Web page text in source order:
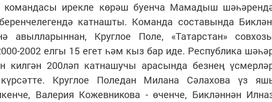
ирекле көрәш буенча Мамадыш
катнашты. Команда составында
авылларыннан, Круглое Поле, «Татарстан»
2002 елгы 15 егет һәм кыз бар иде. Республика
килгән 200ләп катнашучы арасында безнең
Круглое Поледан Милана Сәлахова үз
Валерия Кожевникова - өченче, Бикләннән